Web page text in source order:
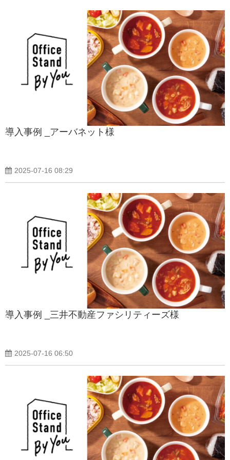
導入事例 _アーバネット様
2025-07-16 08:29
導入事例 _三井不動産ファシリティーズ様
2025-07-16 06:50